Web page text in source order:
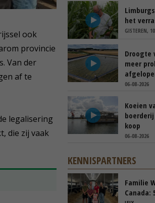
ook
provincie
Van der
af te
legalisering
die zij vaak
het
GISTEREN,
Droogte
meer
06-08-2026
Koeien
koop
06-08-2026
KENNISPARTNERS
Familie
Canada: